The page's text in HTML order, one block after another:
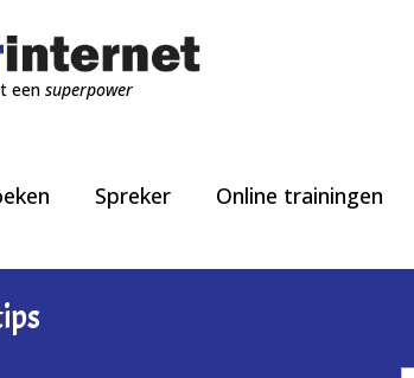
eensuperpower
Spreker Online trainingen